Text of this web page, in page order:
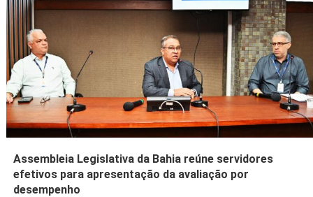
Assembleia Legislativa da Bahia reúne servidores
efetivos para apresentação da avaliação por
desempenho